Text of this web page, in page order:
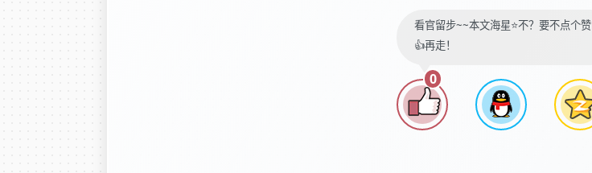
看官留步~~本文海星⭐️不？要不点个赞
👍再走！
0